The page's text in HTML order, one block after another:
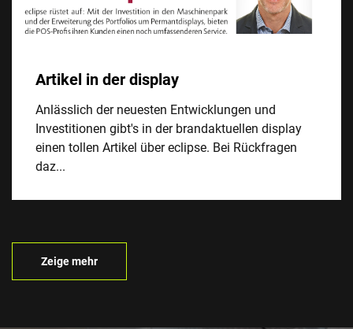
Artikel in der display
Anlässlich der neuesten Entwicklungen und
Investitionen gibt's in der brandaktuellen display
einen tollen Artikel über eclipse. Bei Rückfragen
daz...
Zeige mehr